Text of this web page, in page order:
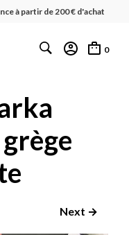
à partir de 200 € d'achat
0
Next →